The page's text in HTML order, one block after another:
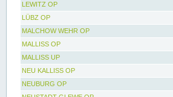
LEWITZ OP
LÜBZ OP
MALCHOW WEHR OP
MALLISS OP
MALLISS UP
NEU KALLISS OP
NEUBURG OP